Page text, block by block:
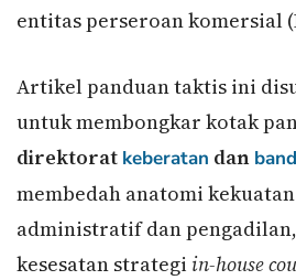
entitas perseroan komersial
Artikel panduan taktis ini
untuk membongkar kotak
direktorat keberatan dan
membedah anatomi
administratif dan
kesesatan strategi in-house